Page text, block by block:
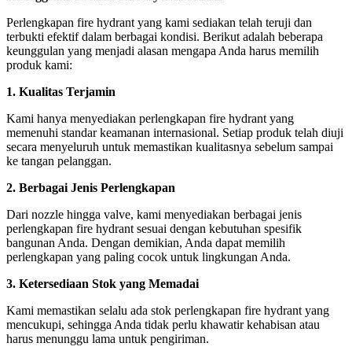
Perlengkapan fire hydrant yang kami sediakan telah teruji dan
terbukti efektif dalam berbagai kondisi. Berikut adalah beberapa
keunggulan yang menjadi alasan mengapa Anda harus memilih
produk kami:
1. Kualitas Terjamin
Kami hanya menyediakan perlengkapan fire hydrant yang
memenuhi standar keamanan internasional. Setiap produk telah diuji
secara menyeluruh untuk memastikan kualitasnya sebelum sampai
ke tangan pelanggan.
2. Berbagai Jenis Perlengkapan
Dari nozzle hingga valve, kami menyediakan berbagai jenis
perlengkapan fire hydrant sesuai dengan kebutuhan spesifik
bangunan Anda. Dengan demikian, Anda dapat memilih
perlengkapan yang paling cocok untuk lingkungan Anda.
3. Ketersediaan Stok yang Memadai
Kami memastikan selalu ada stok perlengkapan fire hydrant yang
mencukupi, sehingga Anda tidak perlu khawatir kehabisan atau
harus menunggu lama untuk pengiriman.